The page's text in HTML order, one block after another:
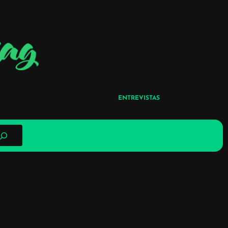
ENTREVISTAS